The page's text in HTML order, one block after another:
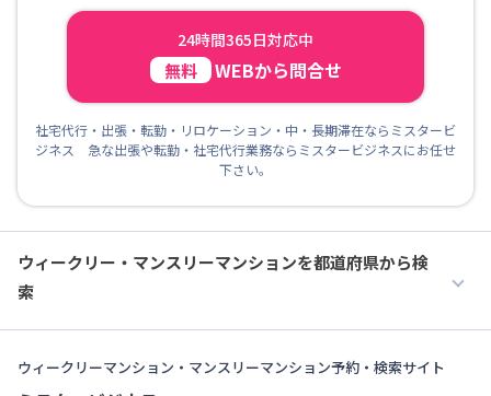
24時間365日対応中
無料 WEBから問合せ
社宅代行・出張・転勤・リロケーション・中・長期滞在ならミスタービ
ジネス 急な出張や転勤・社宅代行業務ならミスタービジネスにお任せ
下さい。
ウィークリー・マンスリーマンションを都道府県から検
索
ウィークリーマンション・マンスリーマンション予約・検索サイト